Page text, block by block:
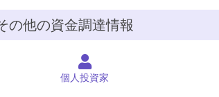
の他の資金調達情報
個人投資家